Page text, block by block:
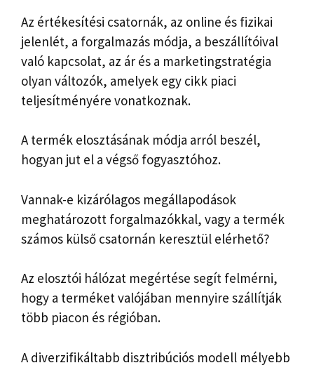
Az értékesítési csatornák, az online és fizikai
jelenlét, a forgalmazás módja, a beszállítóival
való kapcsolat, az ár és a marketingstratégia
olyan változók, amelyek egy cikk piaci
teljesítményére vonatkoznak.
A termék elosztásának módja arról beszél,
hogyan jut el a végső fogyasztóhoz.
Vannak-e kizárólagos megállapodások
meghatározott forgalmazókkal, vagy a termék
számos külső csatornán keresztül elérhető?
Az elosztói hálózat megértése segít felmérni,
hogy a terméket valójában mennyire szállítják
több piacon és régióban.
A diverzifikáltabb disztribúciós modell mélyebb